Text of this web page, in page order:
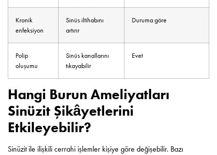
Kronik
enfeksiyon
Sinüs iltihabını
artırır
Duruma göre
Polip
oluşumu
Sinüs kanallarını
tıkayabilir
Evet
Hangi Burun Ameliyatları
Sinüzit Şikâyetlerini
Etkileyebilir?
Sinüzit ile ilişkili cerrahi işlemler kişiye göre değişebilir. Bazı